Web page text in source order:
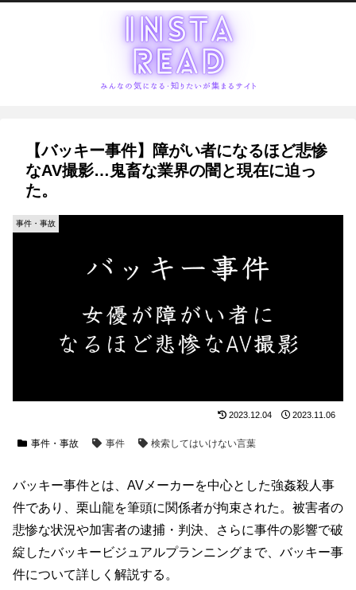
【バッキー事件】障がい者になるほど悲惨
なAV撮影…鬼畜な業界の闇と現在に迫っ
た。
事件・事故
2023.12.04 2023.11.06
事件・事故 事件 検索してはいけない言葉
バッキー事件とは、AVメーカーを中心とした強姦殺人事
件であり、栗山龍を筆頭に関係者が拘束された。被害者の
悲惨な状況や加害者の逮捕・判決、さらに事件の影響で破
綻したバッキービジュアルプランニングまで、バッキー事
件について詳しく解説する。